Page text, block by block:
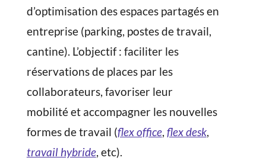
d’optimisation des espaces partagés en
entreprise (parking, postes de travail,
cantine). L’objectif : faciliter les
réservations de places par les
collaborateurs, favoriser leur
mobilité et accompagner les nouvelles
formes de travail (flex office, flex desk,
travail hybride, etc).